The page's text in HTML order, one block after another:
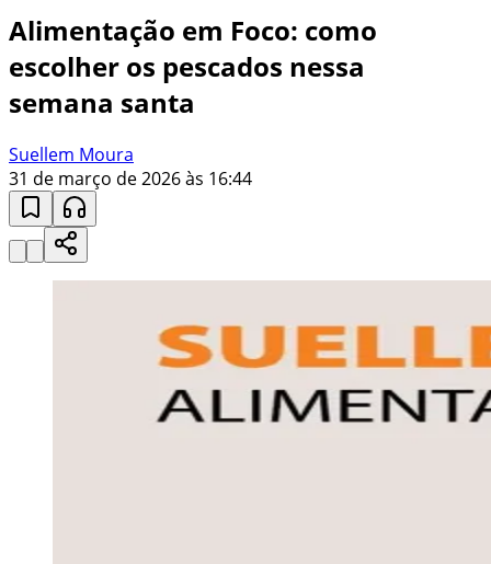
Alimentação em Foco: como
escolher os pescados nessa
semana santa
Suellem Moura
31 de março de 2026 às 16:44